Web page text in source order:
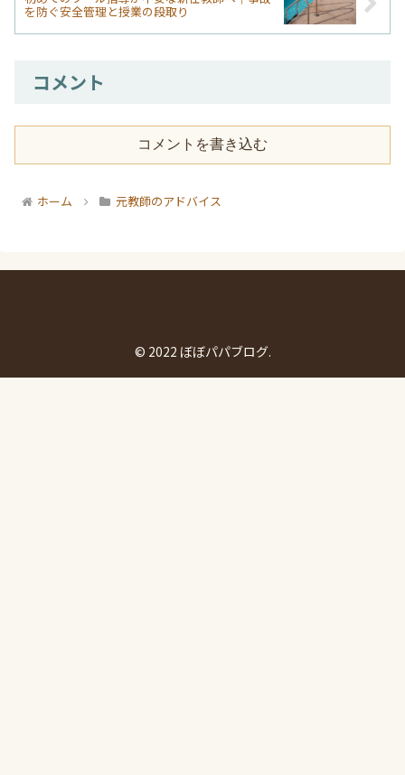
を防ぐ安全管理と授業の段取り
コメント
コメントを書き込む
ホーム 元教師のアドバイス
© 2022 ぼぼパパブログ.